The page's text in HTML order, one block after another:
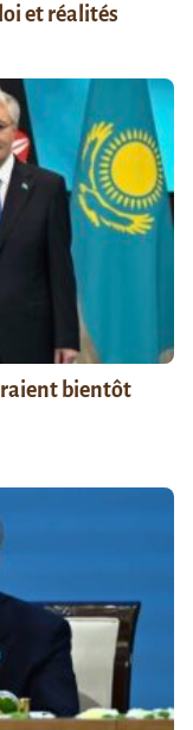
et réalités
bientôt